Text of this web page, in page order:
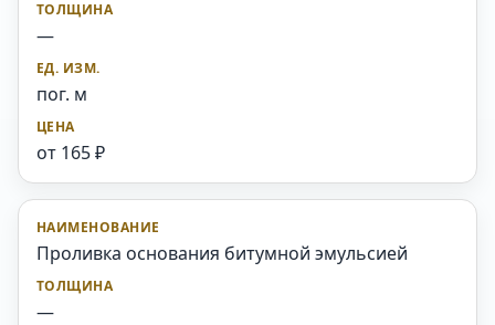
—
пог. м
от 165 ₽
Проливка основания битумной эмульсией
—